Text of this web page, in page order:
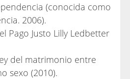
(conocida como
2006).
Pago Justo Lilly Ledbetter
del matrimonio entre
sexo (2010).